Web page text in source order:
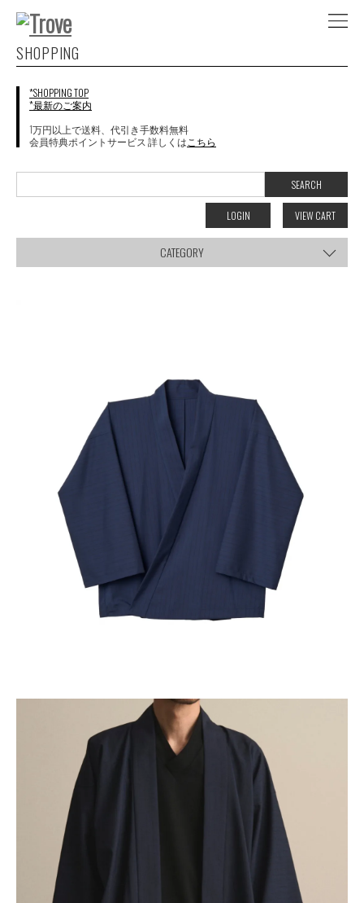
SHOPPING
*SHOPPING TOP
*最新のご案内
1万円以上で送料、代引き手数料無料
会員特典ポイントサービス 詳しくは こちら
LOGIN VIEW CART
CATEGORY